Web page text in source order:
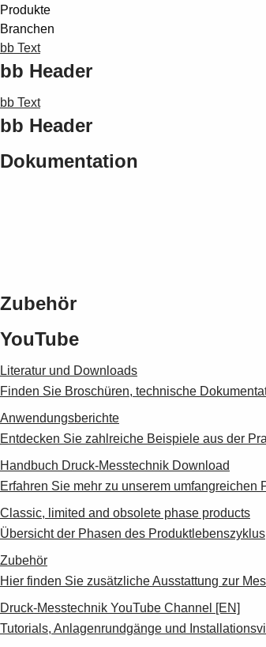
Produkte
Branchen
bb Text
bb Header
bb Text
bb Header
Dokumentation
Zubehör
YouTube
Literatur und Downloads
Finden Sie Broschüren, technische
Anwendungsberichte
Entdecken Sie zahlreiche Beispiele aus der
Handbuch Druck-Messtechnik Download
Erfahren Sie mehr zu unserem umfangreichen
Classic, limited and obsolete phase products
Übersicht der Phasen des Produktlebenszyklus
Zubehör
Hier finden Sie zusätzliche Ausstattung zur
Druck-Messtechnik YouTube Channel [EN]
Tutorials, Anlagenrundgänge und